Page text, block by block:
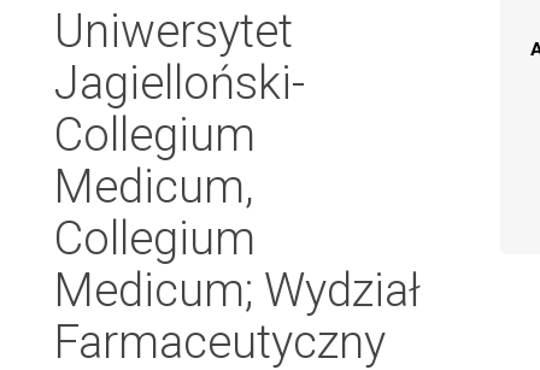
Uniwersytet
Jagielloński-
Collegium
Medicum,
Collegium
Medicum; Wydział
Farmaceutyczny